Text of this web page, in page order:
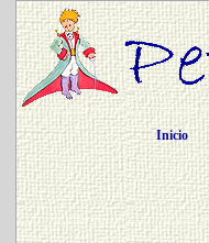
Inicio